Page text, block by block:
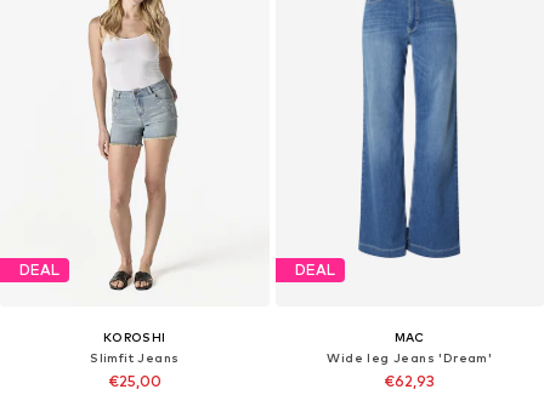
DEAL
KOROSHI
Slimfit Jeans
€25,00
DEAL
MAC
Wide leg Jeans 'Dream'
€62,93